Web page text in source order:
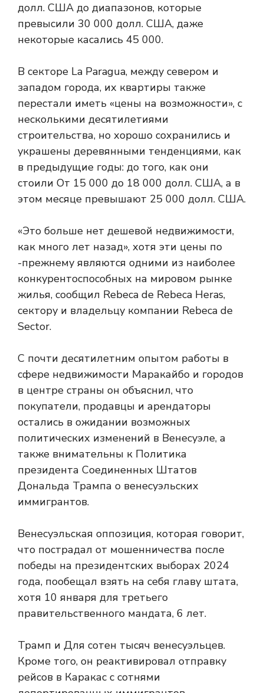
долл. США до диапазонов, которые
превысили 30 000 долл. США, даже
некоторые касались 45 000.
В секторе La Paragua, между севером и
западом города, их квартиры также
перестали иметь «цены на возможности», с
несколькими десятилетиями
строительства, но хорошо сохранились и
украшены деревянными тенденциями, как
в предыдущие годы: до того, как они
стоили От 15 000 до 18 000 долл. США, а в
этом месяце превышают 25 000 долл. США.
«Это больше нет дешевой недвижимости,
как много лет назад», хотя эти цены по
-прежнему являются одними из наиболее
конкурентоспособных на мировом рынке
жилья, сообщил Rebeca de Rebeca Heras,
сектору и владельцу компании Rebeca de
Sector.
С почти десятилетним опытом работы в
сфере недвижимости Маракайбо и городов
в центре страны он объяснил, что
покупатели, продавцы и арендаторы
остались в ожидании возможных
политических изменений в Венесуэле, а
также внимательны к Политика
президента Соединенных Штатов
Дональда Трампа о венесуэльских
иммигрантов.
Венесуэльская оппозиция, которая говорит,
что пострадал от мошенничества после
победы на президентских выборах 2024
года, пообещал взять на себя главу штата,
хотя 10 января для третьего
правительственного мандата, 6 лет.
Трамп и Для сотен тысяч венесуэльцев.
Кроме того, он реактивировал отправку
рейсов в Каракас с сотнями